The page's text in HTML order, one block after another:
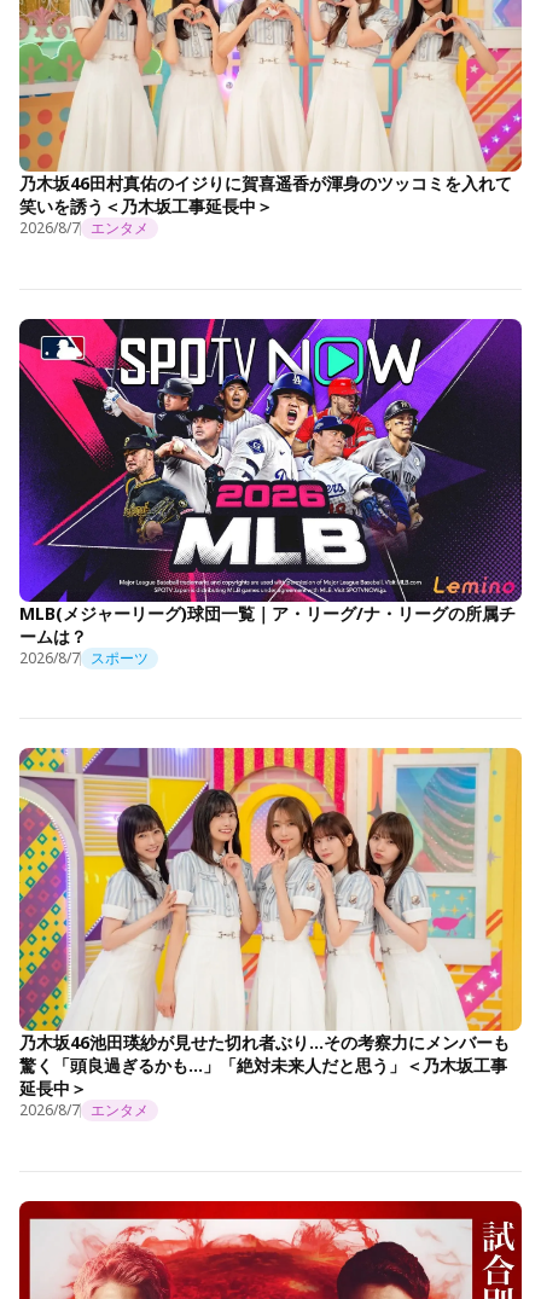
乃木坂46田村真佑のイジりに賀喜遥香が渾身のツッコミを入れて
笑いを誘う＜乃木坂工事延長中＞
2026/8/7 エンタメ
MLB(メジャーリーグ)球団一覧｜ア・リーグ/ナ・リーグの所属チ
ームは？
2026/8/7 スポーツ
乃木坂46池田瑛紗が見せた切れ者ぶり…その考察力にメンバーも
驚く「頭良過ぎるかも…」「絶対未来人だと思う」＜乃木坂工事
延長中＞
2026/8/7 エンタメ